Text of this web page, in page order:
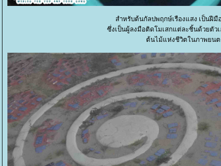
สำหรับต้นกัลปพฤกษ์เรืองแสง เป็น
ซึ่งเป็นผู้ลงมือติดโมเสกแต่ละชิ้นด้วยตัว
ต้นไม้แห่งชีวิตในภาพยนต